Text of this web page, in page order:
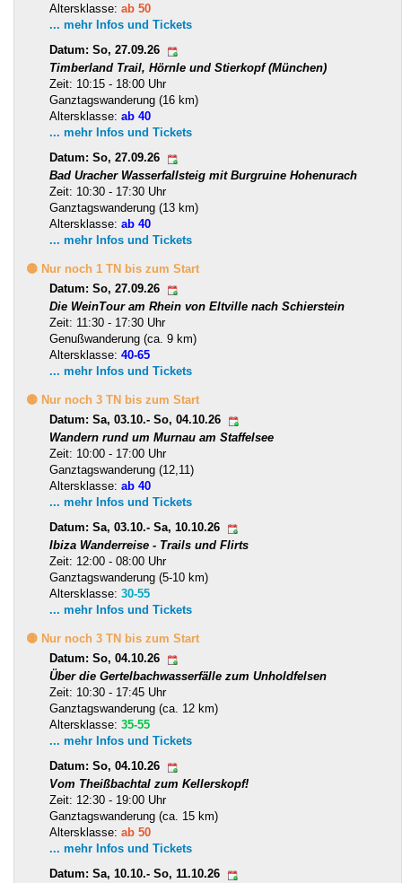
Altersklasse: ab 50
... mehr Infos und Tickets
Datum: So, 27.09.26
Timberland Trail, Hörnle und Stierkopf (München)
Zeit: 10:15 - 18:00 Uhr
Ganztagswanderung (16 km)
Altersklasse: ab 40
... mehr Infos und Tickets
Datum: So, 27.09.26
Bad Uracher Wasserfallsteig mit Burgruine Hohenurach
Zeit: 10:30 - 17:30 Uhr
Ganztagswanderung (13 km)
Altersklasse: ab 40
... mehr Infos und Tickets
🟡 Nur noch 1 TN bis zum Start
Datum: So, 27.09.26
Die WeinTour am Rhein von Eltville nach Schierstein
Zeit: 11:30 - 17:30 Uhr
Genußwanderung (ca. 9 km)
Altersklasse: 40-65
... mehr Infos und Tickets
🟡 Nur noch 3 TN bis zum Start
Datum: Sa, 03.10.- So, 04.10.26
Wandern rund um Murnau am Staffelsee
Zeit: 10:00 - 17:00 Uhr
Ganztagswanderung (12,11)
Altersklasse: ab 40
... mehr Infos und Tickets
Datum: Sa, 03.10.- Sa, 10.10.26
Ibiza Wanderreise - Trails und Flirts
Zeit: 12:00 - 08:00 Uhr
Ganztagswanderung (5-10 km)
Altersklasse: 30-55
... mehr Infos und Tickets
🟡 Nur noch 3 TN bis zum Start
Datum: So, 04.10.26
Über die Gertelbachwasserfälle zum Unholdfelsen
Zeit: 10:30 - 17:45 Uhr
Ganztagswanderung (ca. 12 km)
Altersklasse: 35-55
... mehr Infos und Tickets
Datum: So, 04.10.26
Vom Theißbachtal zum Kellerskopf!
Zeit: 12:30 - 19:00 Uhr
Ganztagswanderung (ca. 15 km)
Altersklasse: ab 50
... mehr Infos und Tickets
Datum: Sa, 10.10.- So, 11.10.26